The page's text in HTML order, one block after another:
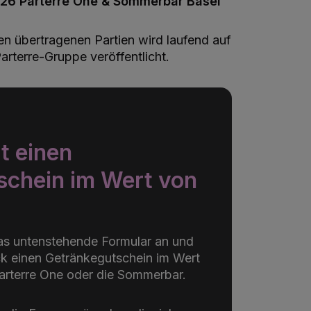
übertragenen Partien wird laufend auf
Gruppe veröffentlicht.
einen
im Wert von
untenstehende Formular an und
einen Getränkegutschein im Wert
One oder die Sommerbar.